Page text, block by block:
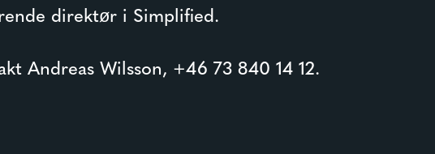
direktør i Simplified.
Andreas Wilsson, +46 73 840 14 12.